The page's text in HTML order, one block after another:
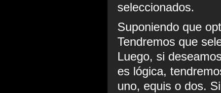
seleccionados.
Suponiendo que
Tendremos que
Luego, si
es lógica,
uno, equis o dos.